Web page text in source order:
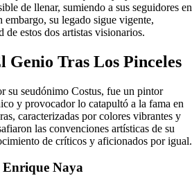
de llenar, sumiendo a sus seguidores en
su legado sigue vigente,
de estos dos artistas visionarios.
Genio Tras Los Pinceles
su seudónimo Costus, fue un pintor
y provocador lo catapultó a la fama en
caracterizadas por colores vibrantes y
las convenciones artísticas de su
de críticos y aficionados por igual.
Enrique Naya